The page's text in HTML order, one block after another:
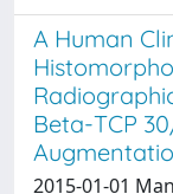
A Human
Beta-TCP
2015-01-01